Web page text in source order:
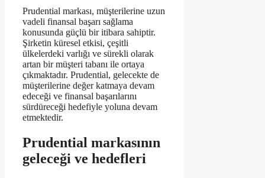
Prudential markası, müşterilerine uzun
vadeli finansal başarı sağlama
konusunda güçlü bir itibara sahiptir.
Şirketin küresel etkisi, çeşitli
ülkelerdeki varlığı ve sürekli olarak
artan bir müşteri tabanı ile ortaya
çıkmaktadır. Prudential, gelecekte de
müşterilerine değer katmaya devam
edeceği ve finansal başarılarını
sürdüreceği hedefiyle yoluna devam
etmektedir.
Prudential markasının
geleceği ve hedefleri